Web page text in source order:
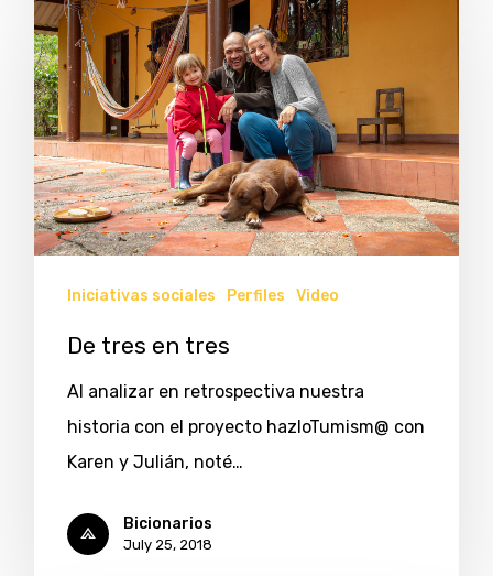
Iniciativas sociales Perfiles Video
De tres en tres
Al analizar en retrospectiva nuestra
historia con el proyecto hazloTumism@ con
Karen y Julián, noté…
Bicionarios
July 25, 2018